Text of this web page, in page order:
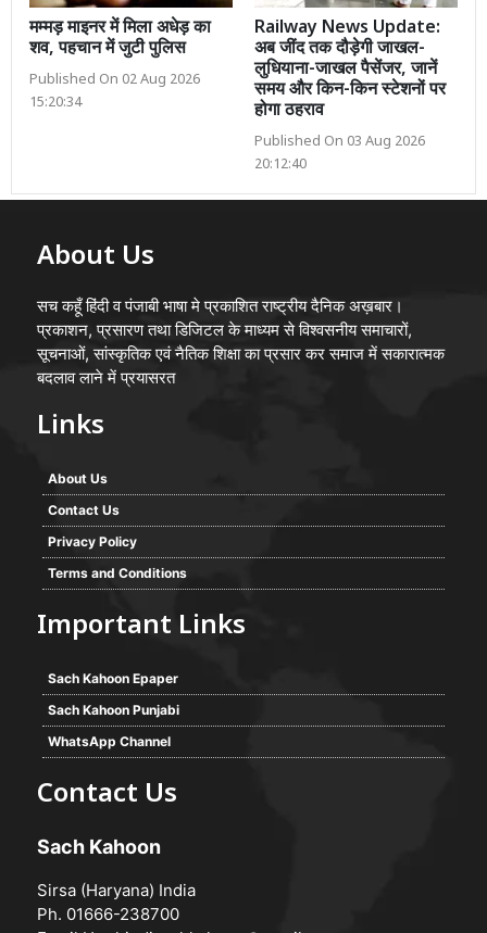
मम्मड़ माइनर में मिला अधेड़ का
शव, पहचान में जुटी पुलिस
Published On 02 Aug 2026
15:20:34
Railway News Update:
अब जींद तक दौड़ेगी जाखल-
लुधियाना-जाखल पैसेंजर, जानें
समय और किन-किन स्टेशनों पर
होगा ठहराव
Published On 03 Aug 2026
20:12:40
About Us
सच कहूँ हिंदी व पंजाबी भाषा मे प्रकाशित राष्ट्रीय दैनिक अख़बार।
प्रकाशन, प्रसारण तथा डिजिटल के माध्यम से विश्वसनीय समाचारों,
सूचनाओं, सांस्कृतिक एवं नैतिक शिक्षा का प्रसार कर समाज में सकारात्मक
बदलाव लाने में प्रयासरत
Links
About Us
Contact Us
Privacy Policy
Terms and Conditions
Important Links
Sach Kahoon Epaper
Sach Kahoon Punjabi
WhatsApp Channel
Contact Us
Sach Kahoon
Sirsa (Haryana) India
Ph. 01666-238700